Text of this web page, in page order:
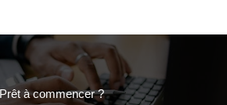
Prêt à commencer ?